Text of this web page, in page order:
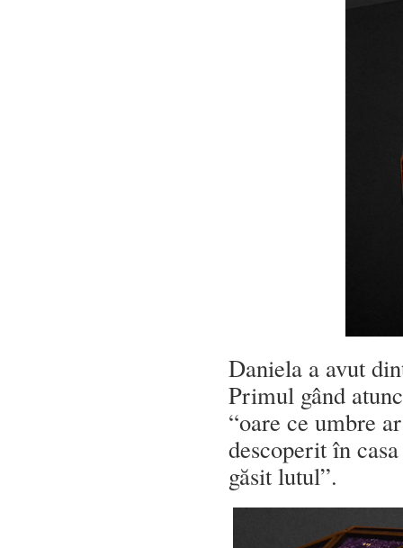
Daniela a avut
Primul gând
“oare ce umbre
descoperit în
găsit lutul”.